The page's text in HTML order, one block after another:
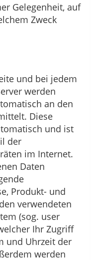
Gelegenheit, auf
Zweck
und bei jedem
werden
an den
Diese
und ist
der
im Internet.
Daten
Produkt- und
verwendeten
(sog. user
Ihr Zugriff
und Uhrzeit der
werden